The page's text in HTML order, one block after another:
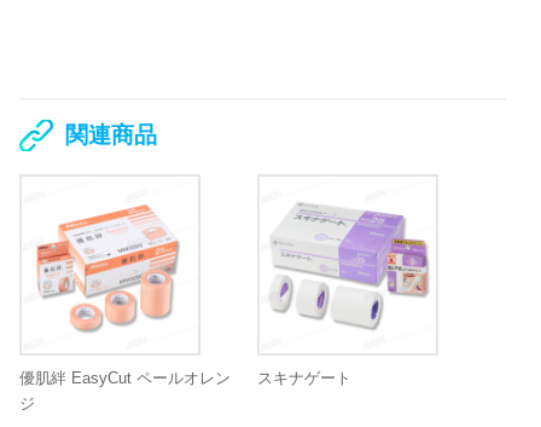
関連商品
優肌絆 EasyCut ペールオレン
ジ
スキナゲート